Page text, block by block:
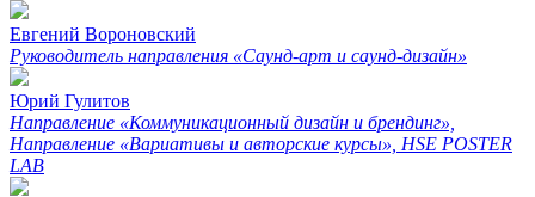
Евгений Вороновский
Руководитель направления «Саунд-арт и саунд-дизайн»
Юрий Гулитов
Направление «Коммуникационный дизайн и брендинг»,
Направление «Вариативы и авторские курсы», HSE POSTER
LAB